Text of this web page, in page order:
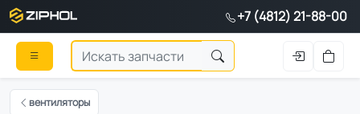
+7 (4812) 21-88-00
вентиляторы